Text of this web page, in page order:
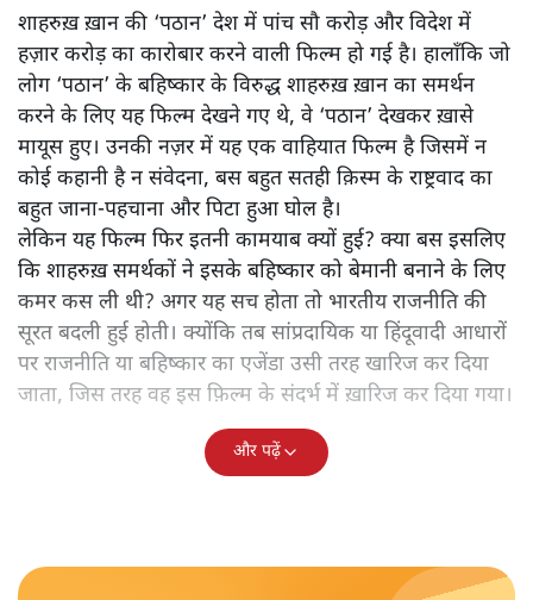
शाहरुख़ ख़ान की ‘पठान’ देश में पांच सौ करोड़ और विदेश में
हज़ार करोड़ का कारोबार करने वाली फिल्म हो गई है। हालाँकि जो
लोग ‘पठान’ के बहिष्कार के विरुद्ध शाहरुख़ ख़ान का समर्थन
करने के लिए यह फिल्म देखने गए थे, वे ‘पठान’ देखकर ख़ासे
मायूस हुए। उनकी नज़र में यह एक वाहियात फिल्म है जिसमें न
कोई कहानी है न संवेदना, बस बहुत सतही क़िस्म के राष्ट्रवाद का
बहुत जाना-पहचाना और पिटा हुआ घोल है।
लेकिन यह फिल्म फिर इतनी कामयाब क्यों हुई? क्या बस इसलिए
कि शाहरुख़ समर्थकों ने इसके बहिष्कार को बेमानी बनाने के लिए
कमर कस ली थी? अगर यह सच होता तो भारतीय राजनीति की
सूरत बदली हुई होती। क्योंकि तब सांप्रदायिक या हिंदूवादी आधारों
पर राजनीति या बहिष्कार का एजेंडा उसी तरह खारिज कर दिया
जाता, जिस तरह वह इस फ़िल्म के संदर्भ में ख़ारिज कर दिया गया।
और पढ़ें